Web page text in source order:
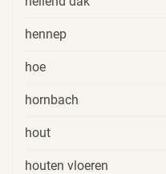
hennep
hoe
hornbach
hout
houten vloeren